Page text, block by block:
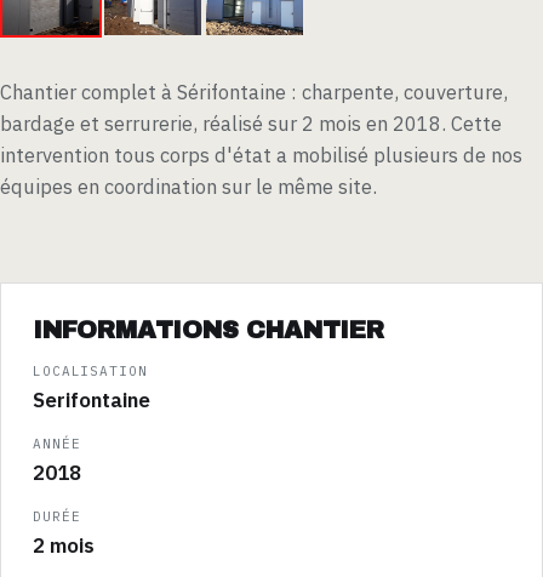
Chantier complet à Sérifontaine : charpente, couverture,
bardage et serrurerie, réalisé sur 2 mois en 2018. Cette
intervention tous corps d'état a mobilisé plusieurs de nos
équipes en coordination sur le même site.
INFORMATIONS CHANTIER
LOCALISATION
Serifontaine
ANNÉE
2018
DURÉE
2 mois